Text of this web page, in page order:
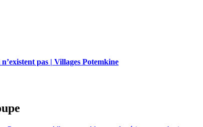
pas | Villages Potemkine